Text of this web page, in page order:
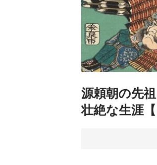
源頼朝の先
壮絶な生涯